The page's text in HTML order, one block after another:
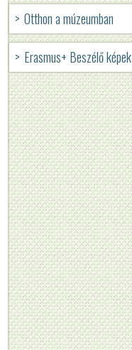
NAVIGÁCIÓ
Otthon a múzeumban
Erasmus+ Beszélő képek